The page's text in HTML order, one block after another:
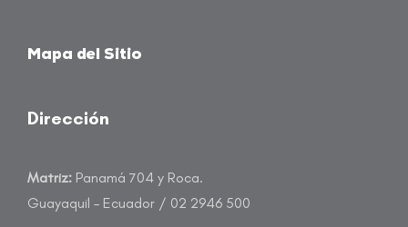
Mapa del Sitio
Dirección
Matriz: Panamá 704 y Roca.
Guayaquil – Ecuador / 02 2946 500